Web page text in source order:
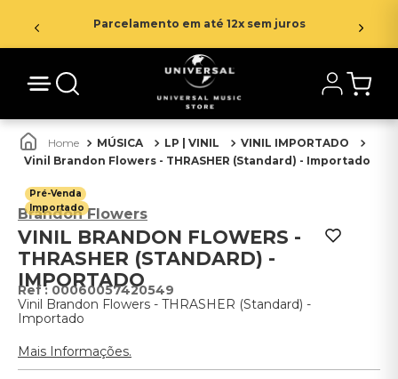
Parcelamento em até 12x sem juros
MÚSICA LP | VINIL
VINIL IMPORTADO
Vinil Brandon Flowers - THRASHER (Standard) - Importado
Pré-Venda
Importado
Brandon Flowers
VINIL BRANDON FLOWERS -
THRASHER (STANDARD) -
IMPORTADO
: 00060057420549
Vinil Brandon Flowers - THRASHER (Standard) -
Importado
Mais Informações.